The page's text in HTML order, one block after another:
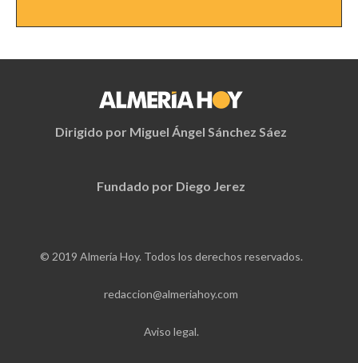
Dirigido por Miguel Ángel Sánchez Sáez
Fundado por Diego Jerez
© 2019 Almería Hoy. Todos los derechos reservados.
redaccion@almeriahoy.com
Aviso legal.